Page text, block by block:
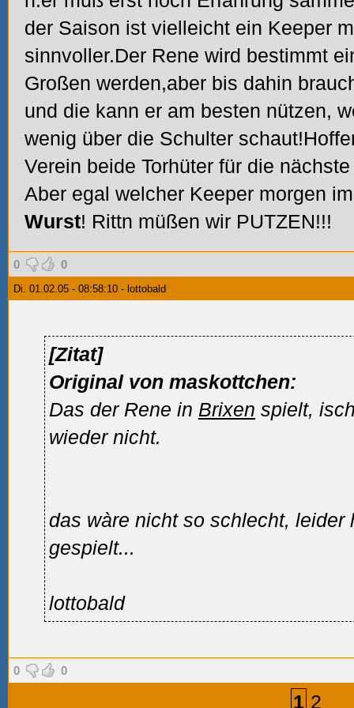
der Saison ist vielleicht ein Keeper
sinnvoller.Der Rene wird bestimmt
Großen werden,aber bis dahin
und die kann er am besten nützen,
wenig über die Schulter
Verein beide Torhüter für die
Aber egal welcher Keeper morgen
Wurst! Rittn müßen wir PUTZEN!!!
0 0
Di. 01.02.05 - 08:58:10 - lottobald
[Zitat]
Original von maskottchen:
Das der Rene in Brixen spielt,
wieder nicht.
das wàre nicht so schlecht, leider
gespielt...
lottobald
0 0
1 2